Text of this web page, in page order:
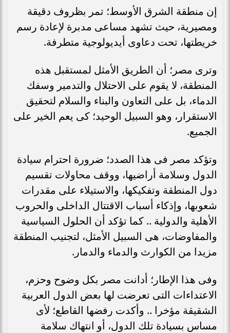
إن منطقة الشرق الأوسط؛ تمر بظروف دقيقة
ومصيرية، حيث تشهد مساعى مدبرة لإعادة رسم
خريطتها، تحت دعاوى أيديولوجية متطرفة.
وترى مصر؛ أن الطريق الأمثل لمستقبل هذه
المنطقة، لا يقوم على الاحتلال والتدمير وسفك
الدماء، بل على التعاون والبناء والسلام لتحقيق
الاستقرار، وهو السبيل الوحيد؛ كى يعم الخير على
الجميع.
وتؤكد مصر فى هذا الصدد؛ ضرورة احترام سيادة
الدول وسلامة أراضيها، ووقف محاولات تقسيم
دول المنطقة وتفكيكها، والاستيلاء على مقدرات
شعوبها، وإذكاء أسباب الاقتتال الداخلى والحروب
الأهلية والدولية .. كما تؤكد أن الحلول السياسية
والمفاوضات، هى السبيل الأمثل، لتجنيب المنطقة
مزيدا من الكوارث والدماء والدمار.
وفى هذا الإطار؛ أدانت مصر بكل وضوح وحزم،
الاعتداءات التى تعرضت لها بعض الدول العربية
الشقيقة مؤخرا .. وأكدت رفضها القاطع؛ لأى
مساس بسيادة تلك الدول، أو انتهاك سلامة